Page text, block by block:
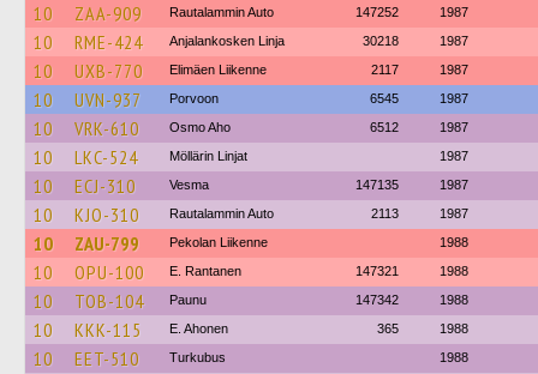
10 ZAA-909 Rautalammin Auto 147252 1987
10 RME-424 Anjalankosken Linja 30218 1987
10 UXB-770 Elimäen Liikenne 2117 1987
10 UVN-937 Porvoon 6545 1987
10 VRK-610 Osmo Aho 6512 1987
10 LKC-524 Möllärin Linjat 1987
10 ECJ-310 Vesma 147135 1987
10 KJO-310 Rautalammin Auto 2113 1987
10 ZAU-799 Pekolan Liikenne 1988
10 OPU-100 E. Rantanen 147321 1988
10 TOB-104 Paunu 147342 1988
10 KKK-115 E. Ahonen 365 1988
10 EET-510 Turkubus 1988